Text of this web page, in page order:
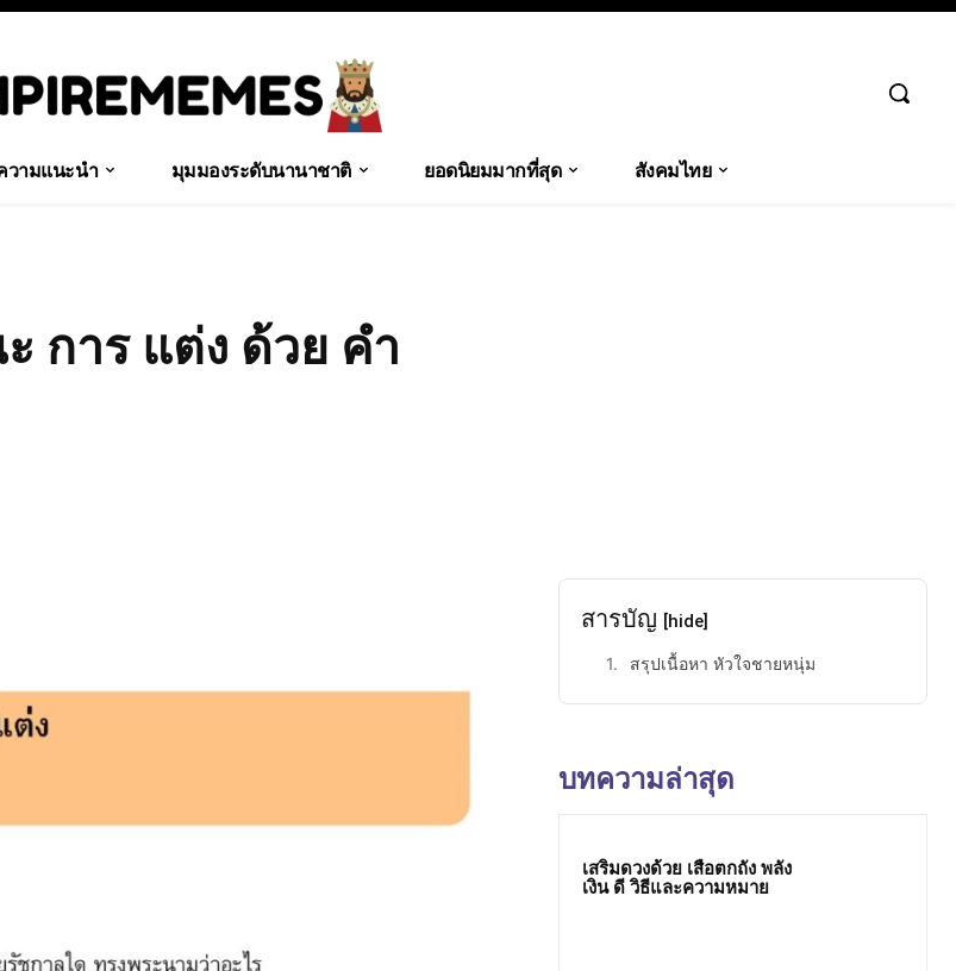
วามแนะนำ มุมมองระดับนานาชาติ ยอดนิยมมากที่สุด สังคมไทย
การ แต่ง ด้วย คำ
สารบัญ [hide]
สรุปเนื้อหา หัวใจชายหนุ่ม
บทความล่าสุด
เสริมดวงด้วย เสือตกถัง พลัง
เงิน ดี วิธีและความหมาย